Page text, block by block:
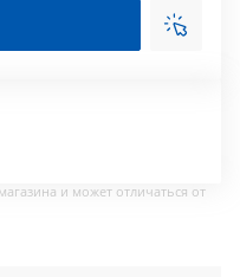
и может отличаться от